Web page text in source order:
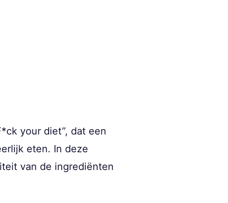
your diet”, dat een
eten. In deze
van de ingrediënten